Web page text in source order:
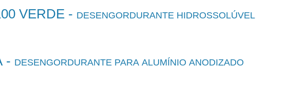
VERDE - DESENGORDURANTE HIDROSSOLÚVEL
- DESENGORDURANTE PARA ALUMÍNIO ANODIZADO